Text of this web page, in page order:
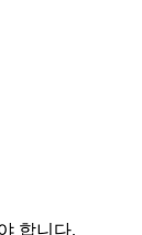
합니다.